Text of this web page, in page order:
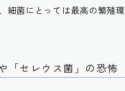
細菌にとっては最高の繁殖環
「セレウス菌」の恐怖